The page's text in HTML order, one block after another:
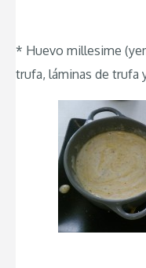
* Huevo millesime
trufa, láminas de trufa